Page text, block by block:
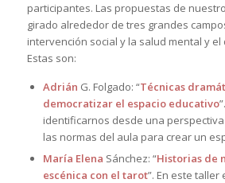
participantes. Las propuestas de
girado alrededor de tres grandes
intervención social y la salud mental y
Estas son:
Adrián G. Folgado: “Técnicas
democratizar el espacio educativo
identificarnos desde una
las normas del aula para crear un
María Elena Sánchez: “Historias de
escénica con el tarot”. En este